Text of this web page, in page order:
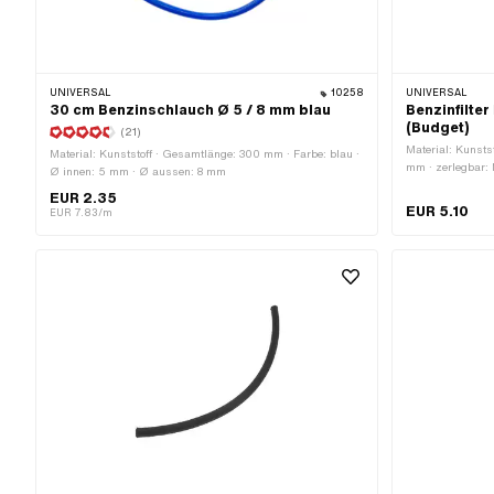
UNIVERSAL 10258
30 cm Benzinschlauch Ø 5 / 8 mm blau
(21)
Material: Kunststoff · Gesamtlänge: 300 mm · Farbe: blau ·
Ø innen: 5 mm · Ø aussen: 8 mm
EUR 2.35
EUR 7.83/m
UNIVERSAL
(Budget)
Material:
mm · zerlegbar:
EUR 5.10